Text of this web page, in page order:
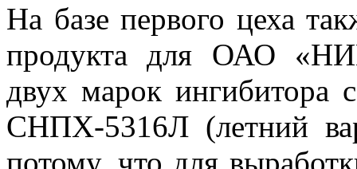
На базе первого цеха
продукта для ОАО
двух марок
СНПХ-5316Л (летний
потому, что для